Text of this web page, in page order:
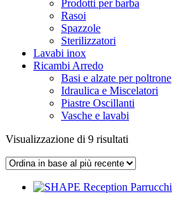
Prodotti per barba
Rasoi
Spazzole
Sterilizzatori
Lavabi inox
Ricambi Arredo
Basi e alzate per poltrone
Idraulica e Miscelatori
Piastre Oscillanti
Vasche e lavabi
Visualizzazione di 9 risultati
base
più